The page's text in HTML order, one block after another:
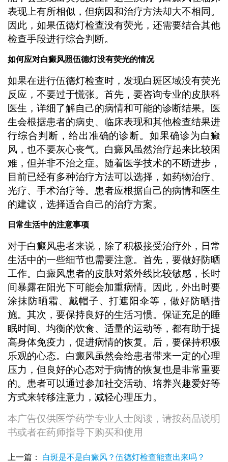
表现上有所相似，但病因和治疗方法却大不相同。
因此，如果伍德灯检查没有荧光，还需要结合其他
检查手段进行综合判断。
如何应对白癜风照伍德灯没有荧光的情况
如果在进行伍德灯检查时，发现白斑区域没有荧光
反应，不要过于慌张。首先，要咨询专业的皮肤科
医生，详细了解自己的病情和可能的诊断结果。医
生会根据患者的病史、临床表现和其他检查结果进
行综合判断，给出准确的诊断。如果确诊为白癜
风，也不要灰心丧气。白癜风虽然治疗起来比较困
难，但并非不治之症。随着医学技术的不断进步，
目前已经有多种治疗方法可以选择，如药物治疗、
光疗、手术治疗等。患者应根据自己的病情和医生
的建议，选择适合自己的治疗方案。
日常生活中的注意事项
对于白癜风患者来说，除了积极接受治疗外，日常
生活中的一些细节也需要注意。首先，要做好防晒
工作。白癜风患者的皮肤对紫外线比较敏感，长时
间暴露在阳光下可能会加重病情。因此，外出时要
涂抹防晒霜、戴帽子、打遮阳伞等，做好防晒措
施。其次，要保持良好的生活习惯。保证充足的睡
眠时间、均衡的饮食、适量的运动等，都有助于提
高身体免疫力，促进病情的恢复。后，要保持积极
乐观的心态。白癜风虽然会给患者带来一定的心理
压力，但良好的心态对于病情的恢复也是非常重要
的。患者可以通过参加社交活动、培养兴趣爱好等
方式来转移注意力，减轻心理压力。
本广告仅供医学药学专业人士阅读，请按药品说明
书或者在药师指导下购买和使用
上一篇： 白斑是不是白癜风？伍德灯检查能查出来吗？